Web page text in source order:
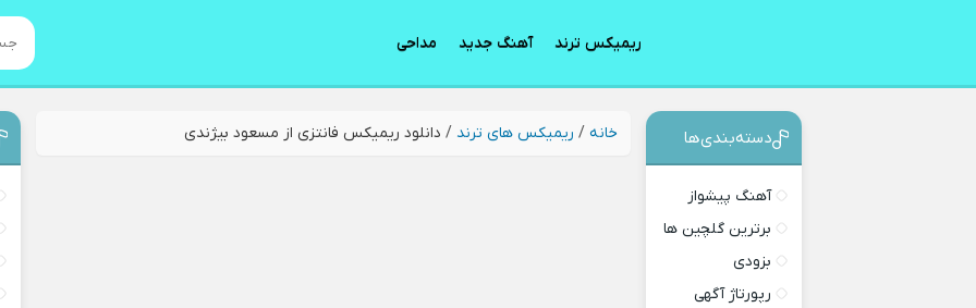
ریمیکس ترند آهنگ جدید مداحی
خانه / ریمیکس های ترند / دانلود ریمیکس فانتزی از مسعود بیژندی دسته‌بندی‎‌‌ها
آهنگ پیشواز
برترین گلچین ها
بزودی
رپورتاژ آگهی